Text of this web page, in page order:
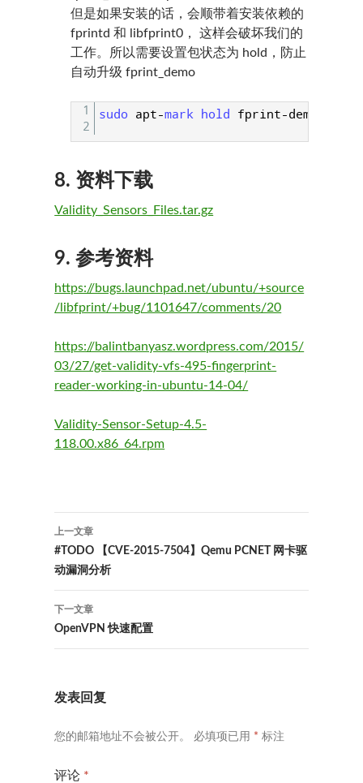
但是如果安装的话，会顺带着安装依赖的
fprintd 和 libfprint0， 这样会破坏我们的
工作。所以需要设置包状态为 hold，防止
自动升级 fprint_demo
1
2
sudo apt-mark hold fprint-demo
8. 资料下载
Validity_Sensors_Files.tar.gz
9. 参考资料
https://bugs.launchpad.net/ubuntu/+source
/libfprint/+bug/1101647/comments/20
https://balintbanyasz.wordpress.com/2015/
03/27/get-validity-vfs-495-fingerprint-
reader-working-in-ubuntu-14-04/
Validity-Sensor-Setup-4.5-
118.00.x86_64.rpm
文
章
导
航
上一文章
#TODO 【CVE-2015-7504】Qemu PCNET 网卡驱
动漏洞分析
下一文章
OpenVPN 快速配置
发表回复
您的邮箱地址不会被公开。 必填项已用 * 标注
评论 *